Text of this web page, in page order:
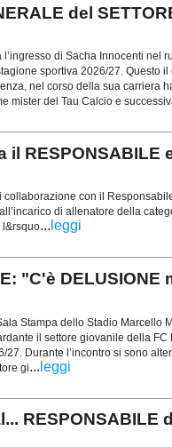
del
di Sacha Innocenti nel
sportiva 2026/27. Questo il
nel corso della sua carriera
mister del Tau Calcio e
il RESPONSABILE
collaborazione con il
di allenatore della
l&rsquo... leggi
"C'è DELUSIONE
Stampa dello Stadio Marcello
il settore giovanile della FC
27. Durante l’incontro si sono
gi... leggi
RESPONSABILE